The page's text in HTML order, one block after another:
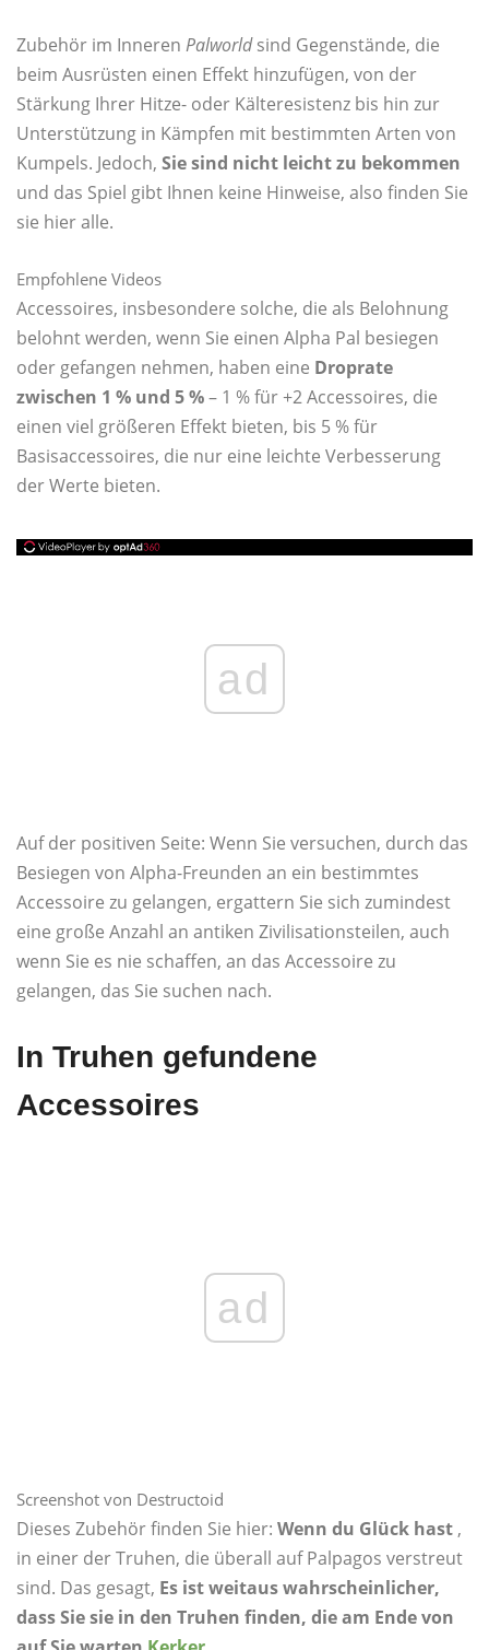
Zubehör im Inneren Palworldsind Gegenstände, die
beim Ausrüsten einen Effekt hinzufügen, von der
Stärkung Ihrer Hitze- oder Kälteresistenz bis hin zur
Unterstützung in Kämpfen mit bestimmten Arten von
Kumpels. Jedoch, Sie sind nicht leicht zu bekommen
und das Spiel gibt Ihnen keine Hinweise, also finden Sie
sie hier alle.
Empfohlene Videos
Accessoires, insbesondere solche, die als Belohnung
belohnt werden, wenn Sie einen Alpha Pal besiegen
oder gefangen nehmen, haben eine Droprate
zwischen 1 % und 5 %– 1 % für +2 Accessoires, die
einen viel größeren Effekt bieten, bis 5 % für
Basisaccessoires, die nur eine leichte Verbesserung
der Werte bieten.
ad
Auf der positiven Seite: Wenn Sie versuchen, durch das
Besiegen von Alpha-Freunden an ein bestimmtes
Accessoire zu gelangen, ergattern Sie sich zumindest
eine große Anzahl an antiken Zivilisationsteilen, auch
wenn Sie es nie schaffen, an das Accessoire zu
gelangen, das Sie suchen nach.
In Truhen gefundene
Accessoires
ad
Screenshot von Destructoid
Dieses Zubehör finden Sie hier: Wenn du Glück hast ,
in einer der Truhen, die überall auf Palpagos verstreut
sind. Das gesagt, Es ist weitaus wahrscheinlicher,
dass Sie sie in den Truhen finden, die am Ende von